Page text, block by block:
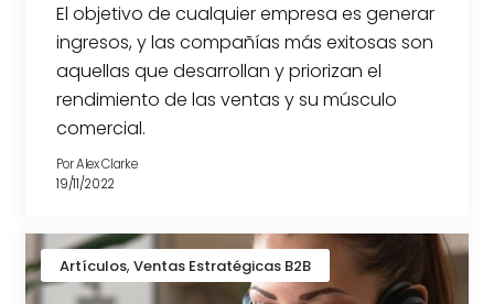
El objetivo de cualquier empresa es generar
ingresos, y las compañías más exitosas son
aquellas que desarrollan y priorizan el
rendimiento de las ventas y su músculo
comercial.
PorAlex Clarke
19/11/2022
Artículos,Ventas Estratégicas B2B